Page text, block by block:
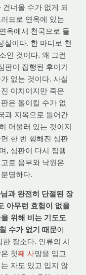
너올 수가 없게 되
므로 연옥에 있는
옥에서 천국으로 들
설이다. 한 마디로 천
인 것이다. 왜 그런
판이 집행된 후이기
없는 것이다. 사실
이치이지만 죽은
은 돌이킬 수가 없
과 지옥으로 들어간
머물러 있는 것이지
한 번 행해진 심판
, 심판이 다시 집행
로 음부와 낙원은
명하다.
과 완전히 단절된 장
아무런 효험이 없을
위해 비는 기도도
수가 없기 때문이
한 장소다. 인류의 시
첫째 사망을 입고
자도 있고 입지 않